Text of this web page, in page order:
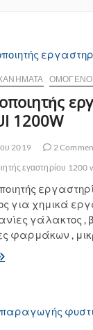
1200W
2019
2
εγαστηρίου 1200
για χημικά
γάλακτος ,
φαρμάκων ,